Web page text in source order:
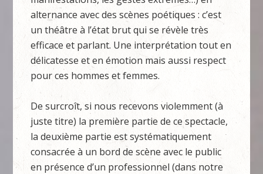
alternance avec des scènes poétiques : c’est
un théâtre à l’état brut qui se révèle très
efficace et parlant. Une interprétation tout en
délicatesse et en émotion mais aussi respect
pour ces hommes et femmes.
De surcroît, si nous recevons violemment (à
juste titre) la première partie de ce spectacle,
la deuxième partie est systématiquement
consacrée à un bord de scène avec le public
en présence d’un professionnel (dans notre